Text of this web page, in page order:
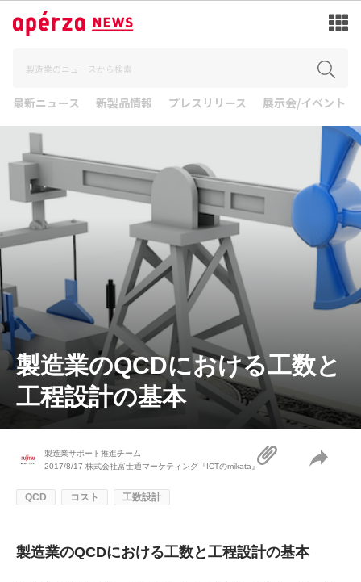
最新ニュース 新製品情報 プレスリリース 展示会/イベント
製造業のQCDにおける工数と
工程設計の基本
製造業サポート推進チーム
2017/8/17 株式会社富士通マーケティング『ICTのmikata』
QCD コスト 工数設計
製造業のQCDにおける工数と工程設計の基本